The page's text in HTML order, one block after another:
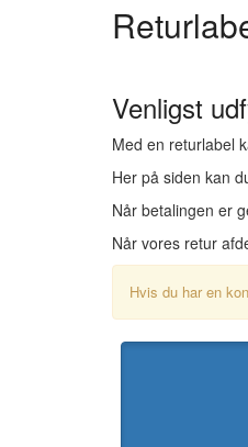
Venligst
Med en returlabel
Her på siden kan
Når betalingen er
Når vores retur
Hvis du har en